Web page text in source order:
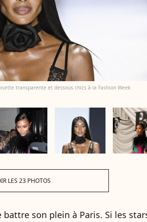
transparente et dessous chics à la Fashion Week
LES 23 PHOTOS
son plein à Paris. Si les